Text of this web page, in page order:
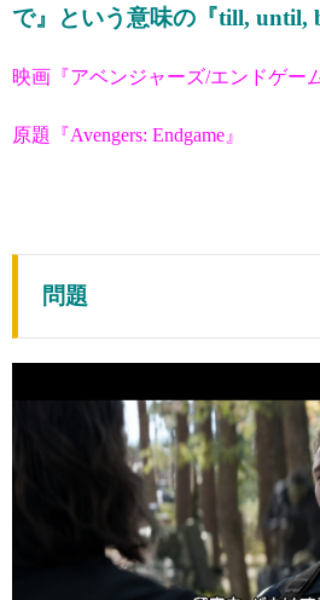
で』という意味の『till, until,
映画『アベンジャーズ/エンドゲー
原題『Avengers: Endgame』
問題